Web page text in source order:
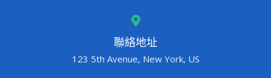
聯絡地址
123 5th Avenue, New York, US